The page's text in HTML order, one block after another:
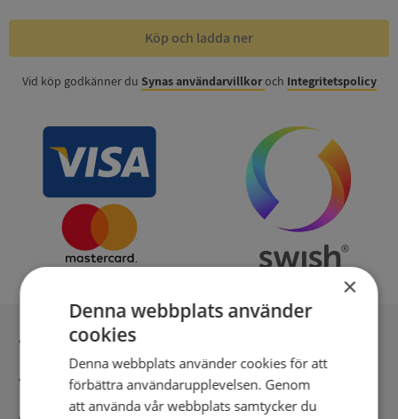
Köp och ladda ner
Vid köp godkänner du Synas användarvillkoroch Integritetspolicy
Inga kopior till omfrågad
Säker betalning med stripe
×
Denna webbplats använder
cookies
Denna webbplats använder cookies för att
förbättra användarupplevelsen. Genom
att använda vår webbplats samtycker du